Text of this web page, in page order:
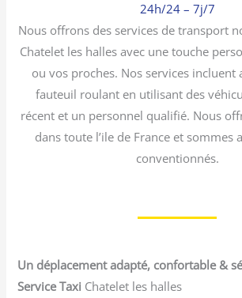
24h/24 – 7j/7
Nous offrons des services de transport
Chatelet les halles avec une touche
ou vos proches. Nos services
fauteuil roulant en utilisant des
récent et un personnel qualifié. Nous
dans toute l’ile de France et sommes
conventionnés.
Un déplacement adapté, confortable &
Service Taxi Chatelet les halles